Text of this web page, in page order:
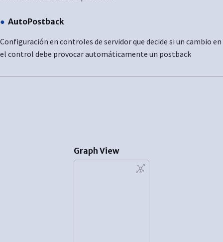
AutoPostback
Configuración en controles de servidor que decide si un cambio en
el control debe provocar automáticamente un postback
Graph View